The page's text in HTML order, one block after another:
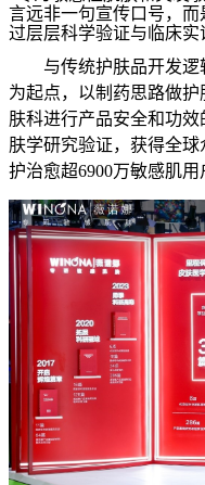
言远非一句宣传口号，
过层层科学验证与临床实
与传统护肤品开发
为起点，以制药思路做护
肤科进行产品安全和功
肤学研究验证，获得全
护治愈超6900万敏感肌用